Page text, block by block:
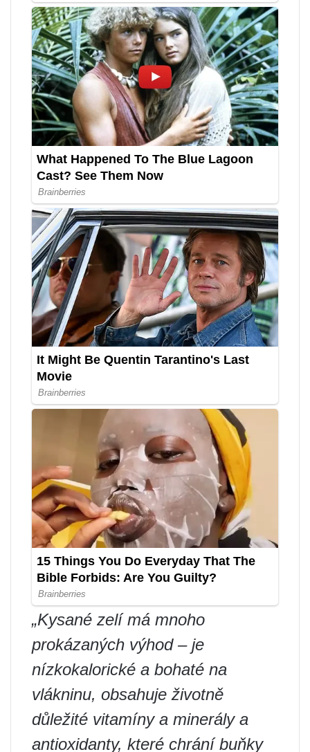
„Kysané zelí má mnoho
prokázaných výhod – je
nízkokalorické a bohaté na
vlákninu, obsahuje životně
důležité vitamíny a minerály a
antioxidanty, které chrání buňky